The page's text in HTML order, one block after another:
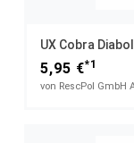
5,95 €*1
von RescPol